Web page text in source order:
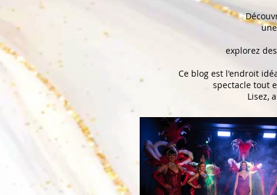
explorez
Ce blog est l'endroit
spectacle tout
Lisez,